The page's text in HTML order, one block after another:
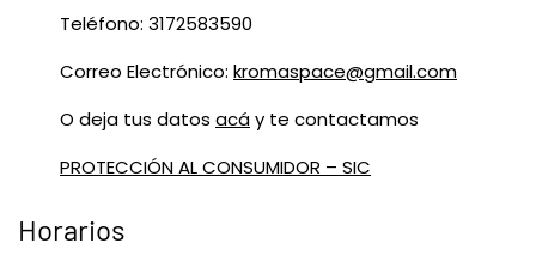
Teléfono: 3172583590
Correo Electrónico: kromaspace@gmail.com
O deja tus datos acáy te contactamos
PROTECCIÓN AL CONSUMIDOR – SIC
Horarios